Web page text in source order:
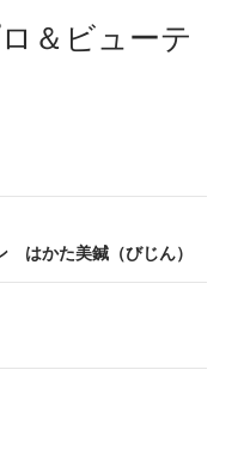
＆ビューテ
はかた美鍼（びじん）